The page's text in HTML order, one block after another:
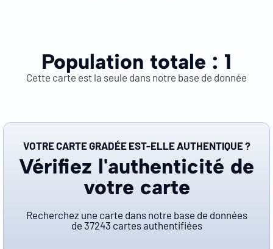
Population totale : 1
Cette carte est la seule dans notre base de donnée
VOTRE CARTE GRADÉE EST-ELLE AUTHENTIQUE ?
Vérifiez l'authenticité de
votre carte
Recherchez une carte dans notre base de données
de 37243 cartes authentifiées